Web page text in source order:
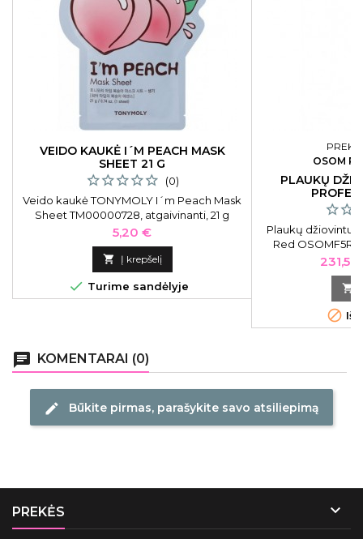
VEIDO KAUKĖ I´M PEACH MASK
SHEET 21 G
(0)
Veido kaukė TONYMOLY I´m Peach Mask
Sheet TM00000728, atgaivinanti, 21 g
Kaina
5,20 €
 Į krepšelį
 Turime sandėlyje
OSOM
PLAUKŲ
Plaukų
Red
Kaina
231,57


chat KOMENTARAI (0)
edit Būkite pirmas, parašykite savo atsiliepimą
PREKĖS 